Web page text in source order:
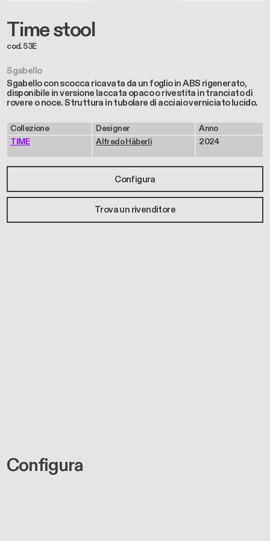
Time stool
cod. 53E
Sgabello
Sgabello con scocca ricavata da un foglio in ABS rigenerato,
disponibile in versione laccata opaco o rivestita in tranciato di
rovere o noce. Struttura in tubolare di acciaio verniciato lucido.
Collezione
TIME
Designer
Alfredo Häberli
Anno
2024
Configura
Trova un rivenditore
Configura